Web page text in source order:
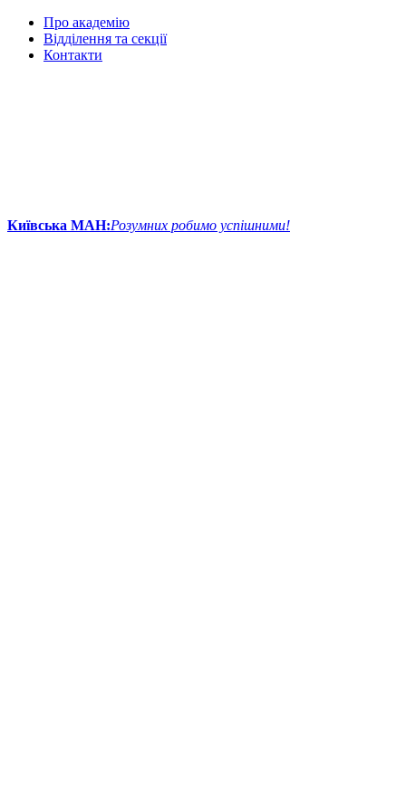
Про академію
Відділення та секції
Контакти
Київська МАН:Розумних робимо успішними!